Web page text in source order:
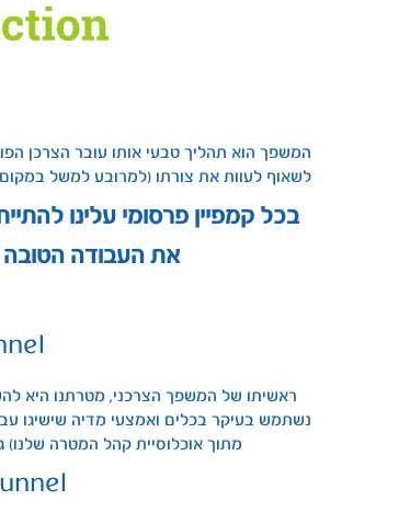
המשפך הוא תהליך טבעי אותו עובר הצרכן
לשאוף לעוות את צורתו (למרובע למשל
בכל קמפיין פרסומי עלינו
את העבודה הטובה
מתוך אוכלוסיית קהל המטרה שלנו)